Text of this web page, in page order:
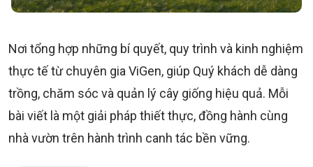
Nơi tổng hợp những bí quyết, quy trình và kinh nghiệm
thực tế từ chuyên gia ViGen, giúp Quý khách dễ dàng
trồng, chăm sóc và quản lý cây giống hiệu quả. Mỗi
bài viết là một giải pháp thiết thực, đồng hành cùng
nhà vườn trên hành trình canh tác bền vững.